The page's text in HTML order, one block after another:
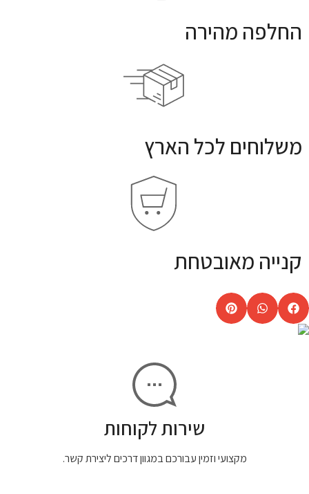
החלפה מהירה
משלוחים לכל הארץ
קנייה מאובטחת
שירות לקוחות
מקצועי וזמין עבורכם במגוון דרכים ליצירת קשר.